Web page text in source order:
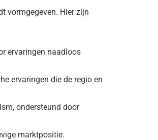
vormgegeven. Hier zijn
ervaringen naadloos
ervaringen die de regio en
ondersteund door
marktpositie.